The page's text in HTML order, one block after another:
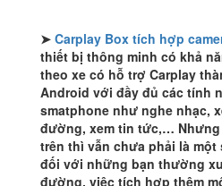
➤ Carplay Box tích hợp
thiết bị thông minh có khả
theo xe có hỗ trợ Carplay
Android với đầy đủ các tính
smatphone như nghe nhạc,
đường, xem tin tức,…
trên thì vẫn chưa phải là một
đối với những bạn thường
đường, việc tích hợp thêm